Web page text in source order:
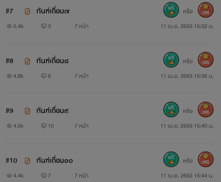
#7 ทันฑ์เถื่อน๗
5.4k 3 7 หน้า 11 เม.ย. 2563 15:32 น.
หรือ 300
#8 ทันฑ์เถื่อน๘
4.8k 8 7 หน้า 11 เม.ย. 2563 15:36 น.
หรือ 300
#9 ทันฑ์เถื่อน๙
4.5k 10 7 หน้า 11 เม.ย. 2563 15:40 น.
หรือ 300
#10 ทันฑ์เถื่อน๑๐
4.4k 7 7 หน้า 11 เม.ย. 2563 15:44 น.
หรือ 300